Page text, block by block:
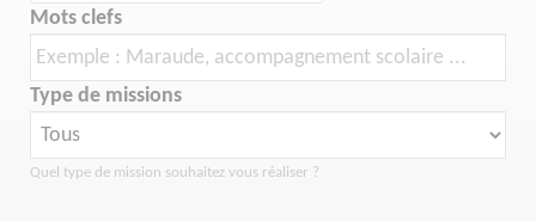
Mots clefs
Type de missions
Quel type de mission souhaitez vous réaliser ?